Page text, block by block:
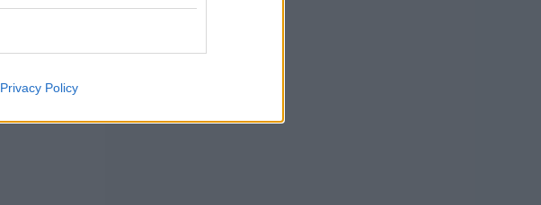
Privacy Policy